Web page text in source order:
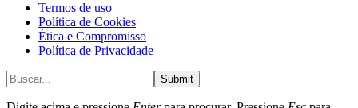
Termos de uso
Política de Cookies
Ética e Compromisso
Política de Privacidade
Submit